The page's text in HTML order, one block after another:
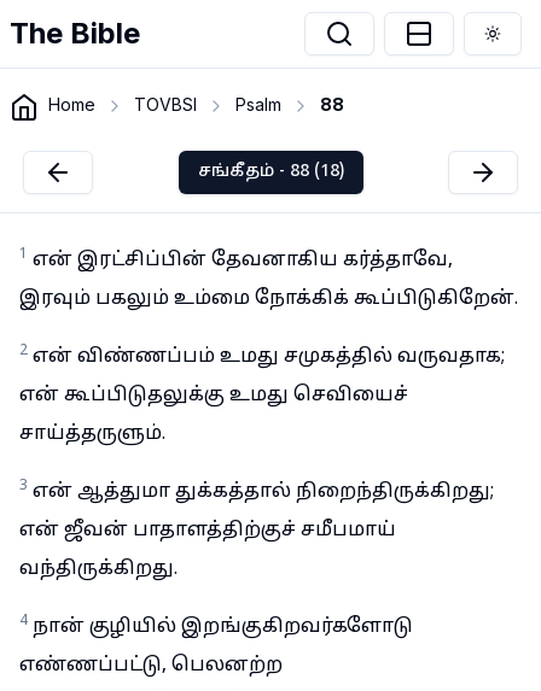
The Bible
Home TOVBSI Psalm 88
சங்கீதம் - 88 (18)
1 என் இரட்சிப்பின் தேவனாகிய கர்த்தாவே,
இரவும் பகலும் உம்மை நோக்கிக் கூப்பிடுகிறேன்.
2 என் விண்ணப்பம் உமது சமுகத்தில் வருவதாக;
என் கூப்பிடுதலுக்கு உமது செவியைச்
சாய்த்தருளும்.
3 என் ஆத்துமா துக்கத்தால் நிறைந்திருக்கிறது;
என் ஜீவன் பாதாளத்திற்குச் சமீபமாய்
வந்திருக்கிறது.
4 நான் குழியில் இறங்குகிறவர்களோடு
எண்ணப்பட்டு, பெலனற்ற